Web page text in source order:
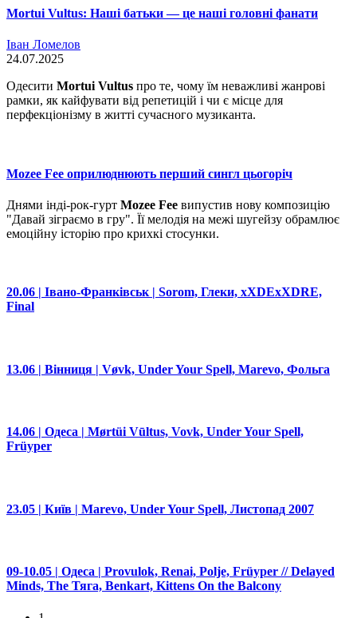
Mortui Vultus: Наші батьки — це наші головні фанати
Іван Ломелов
24.07.2025
Одесити Mortui Vultus про те, чому їм неважливі жанрові
рамки, як кайфувати від репетицій і чи є місце для
перфекціонізму в житті сучасного музиканта.
Mozee Fee оприлюднюють перший сингл цьогоріч
Днями інді-рок-гурт Mozee Fee випустив нову композицію
"Давай зіграємо в гру". Її мелодія на межі шугейзу обрамлює
емоційну історію про крихкі стосунки.
20.06 | Івано-Франківськ | Sorom, Глеки, xXDExXDRE,
Final
13.06 | Вінниця | Vøvk, Under Your Spell, Marevo, Фольга
14.06 | Одеса | Mørtüi Vūltus, Vovk, Under Your Spell,
Früyper
23.05 | Київ | Marevo, Under Your Spell, Листопад 2007
09-10.05 | Одеса | Provulok, Renai, Polje, Früyper // Delayed
Minds, The Тяга, Benkart, Kittens On the Balcony